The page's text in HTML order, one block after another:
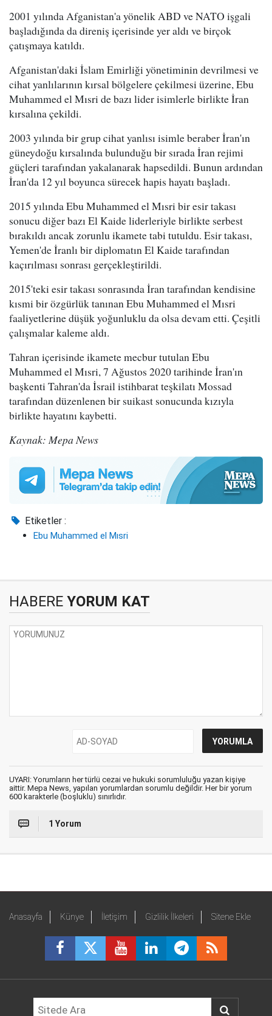
2001 yılında Afganistan'a yönelik ABD ve NATO işgali
başladığında da direniş içerisinde yer aldı ve birçok
çatışmaya katıldı.
Afganistan'daki İslam Emirliği yönetiminin devrilmesi ve
cihat yanlılarının kırsal bölgelere çekilmesi üzerine, Ebu
Muhammed el Mısri de bazı lider isimlerle birlikte İran
kırsalına çekildi.
2003 yılında bir grup cihat yanlısı isimle beraber İran'ın
güneydoğu kırsalında bulunduğu bir sırada İran rejimi
güçleri tarafından yakalanarak hapsedildi. Bunun ardından
İran'da 12 yıl boyunca sürecek hapis hayatı başladı.
2015 yılında Ebu Muhammed el Mısri bir esir takası
sonucu diğer bazı El Kaide liderleriyle birlikte serbest
bırakıldı ancak zorunlu ikamete tabi tutuldu. Esir takası,
Yemen'de İranlı bir diplomatın El Kaide tarafından
kaçırılması sonrası gerçekleştirildi.
2015'teki esir takası sonrasında İran tarafından kendisine
kısmi bir özgürlük tanınan Ebu Muhammed el Mısri
faaliyetlerine düşük yoğunluklu da olsa devam etti. Çeşitli
çalışmalar kaleme aldı.
Tahran içerisinde ikamete mecbur tutulan Ebu
Muhammed el Mısri, 7 Ağustos 2020 tarihinde İran'ın
başkenti Tahran'da İsrail istihbarat teşkilatı Mossad
tarafından düzenlenen bir suikast sonucunda kızıyla
birlikte hayatını kaybetti.
Kaynak: Mepa News
Etiketler :
Ebu Muhammed el Mısri
HABERE YORUM KAT
UYARI: Yorumların her türlü cezai ve hukuki sorumluluğu yazan kişiye
aittir. Mepa News, yapılan yorumlardan sorumlu değildir. Her bir yorum
600 karakterle (boşluklu) sınırlıdır.
1 Yorum
Anasayfa Künye İletişim Gizlilik İlkeleri Sitene Ekle